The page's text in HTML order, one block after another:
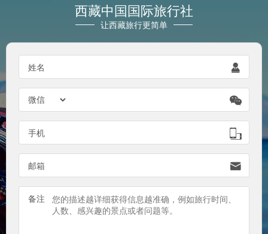
西藏中国国际旅行社
让西藏旅行更简单
姓名 

手机 
邮箱 
备注